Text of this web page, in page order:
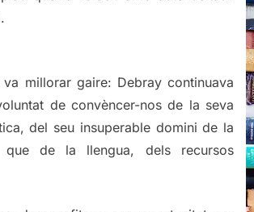
va millorar gaire: Debray continuava
de convèncer-nos de la seva
del seu insuperable domini de la
que de la llengua, dels recursos